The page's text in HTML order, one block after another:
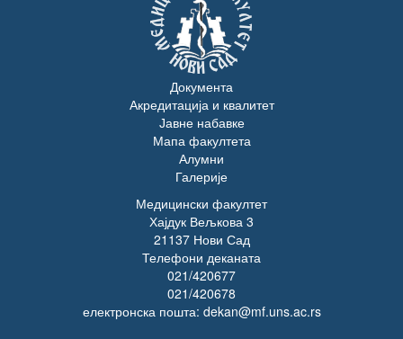
Документа
Акредитација и квалитет
Јавне набавке
Мапа факултета
Алумни
Галерије
Медицински факултет
Хајдук Вељкова 3
21137 Нови Сад
Телефони деканата
021/420677
021/420678
електронска пошта: dekan@mf.uns.ac.rs